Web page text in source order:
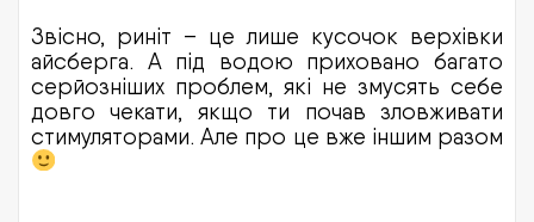
Звісно, риніт – це лише кусочок верхівки
айсберга. А під водою приховано багато
серйозніших проблем, які не змусять себе
довго чекати, якщо ти почав зловживати
стимуляторами. Але про це вже іншим разом